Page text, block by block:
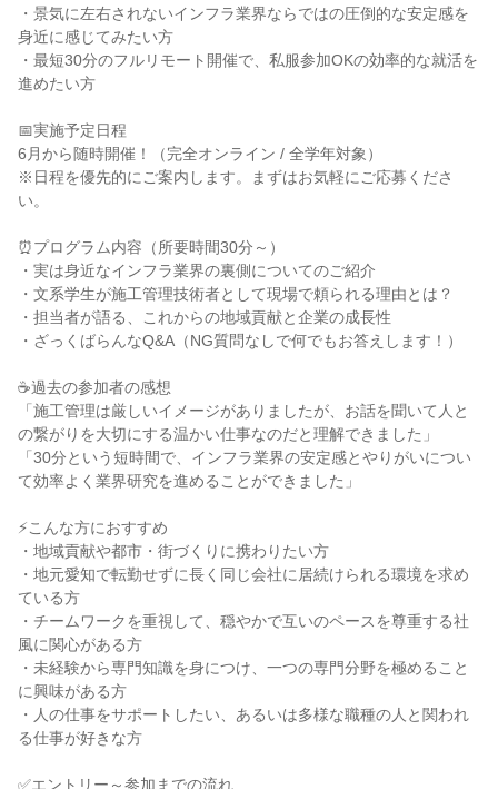
・景気に左右されないインフラ業界ならではの圧倒的な安定感を
身近に感じてみたい方
・最短30分のフルリモート開催で、私服参加OKの効率的な就活を
進めたい方
📅実施予定日程
6月から随時開催！（完全オンライン / 全学年対象）
※日程を優先的にご案内します。まずはお気軽にご応募くださ
い。
⏰プログラム内容（所要時間30分～）
・実は身近なインフラ業界の裏側についてのご紹介
・文系学生が施工管理技術者として現場で頼られる理由とは？
・担当者が語る、これからの地域貢献と企業の成長性
・ざっくばらんなQ&A（NG質問なしで何でもお答えします！）
☕過去の参加者の感想
「施工管理は厳しいイメージがありましたが、お話を聞いて人と
の繋がりを大切にする温かい仕事なのだと理解できました」
「30分という短時間で、インフラ業界の安定感とやりがいについ
て効率よく業界研究を進めることができました」
⚡こんな方におすすめ
・地域貢献や都市・街づくりに携わりたい方
・地元愛知で転勤せずに長く同じ会社に居続けられる環境を求め
ている方
・チームワークを重視して、穏やかで互いのペースを尊重する社
風に関心がある方
・未経験から専門知識を身につけ、一つの専門分野を極めること
に興味がある方
・人の仕事をサポートしたい、あるいは多様な職種の人と関われ
る仕事が好きな方
✅エントリー～参加までの流れ